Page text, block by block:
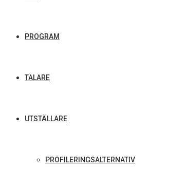
PROGRAM
TALARE
UTSTÄLLARE
PROFILERINGSALTERNATIV